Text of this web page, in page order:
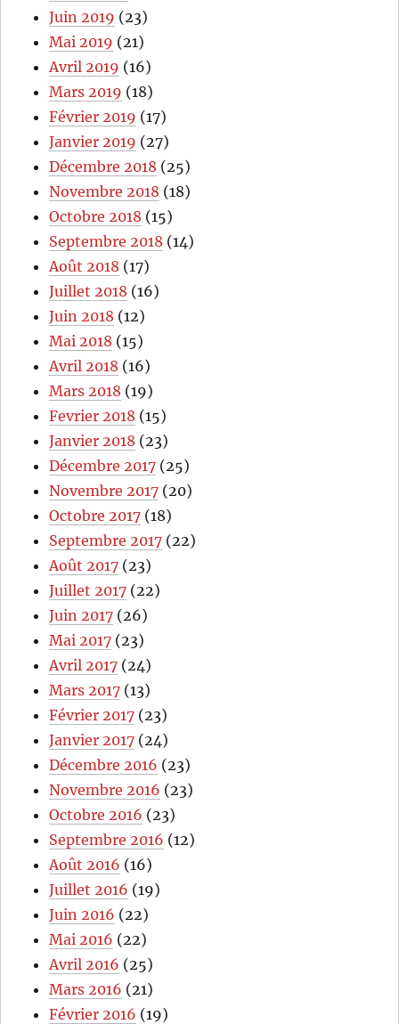
Juin 2019 (23)
Mai 2019 (21)
Avril 2019 (16)
Mars 2019 (18)
Février 2019 (17)
Janvier 2019 (27)
Décembre 2018 (25)
Novembre 2018 (18)
Octobre 2018 (15)
Septembre 2018 (14)
Août 2018 (17)
Juillet 2018 (16)
Juin 2018 (12)
Mai 2018 (15)
Avril 2018 (16)
Mars 2018 (19)
Fevrier 2018 (15)
Janvier 2018 (23)
Décembre 2017 (25)
Novembre 2017 (20)
Octobre 2017 (18)
Septembre 2017 (22)
Août 2017 (23)
Juillet 2017 (22)
Juin 2017 (26)
Mai 2017 (23)
Avril 2017 (24)
Mars 2017 (13)
Février 2017 (23)
Janvier 2017 (24)
Décembre 2016 (23)
Novembre 2016 (23)
Octobre 2016 (23)
Septembre 2016 (12)
Août 2016 (16)
Juillet 2016 (19)
Juin 2016 (22)
Mai 2016 (22)
Avril 2016 (25)
Mars 2016 (21)
Février 2016 (19)